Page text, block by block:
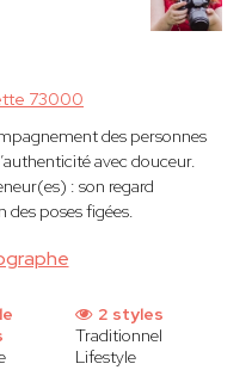
73000
des personnes
avec douceur.
: son regard
des poses figées.
2 styles
Traditionnel
Lifestyle